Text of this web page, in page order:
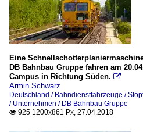
Eine
DB Bahnbau Gruppe fahren am
Campus in Richtung Süden. 
Armin Schwarz
Deutschland / Bahndienstfahrzeuge /
/ Unternehmen / DB Bahnbau Gruppe
 925 1200x861 Px, 27.04.2018